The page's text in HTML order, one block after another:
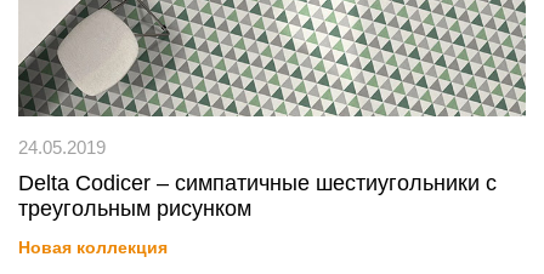
24.05.2019
Delta Codicer – симпатичные шестиугольники с
треугольным рисунком
Новая коллекция